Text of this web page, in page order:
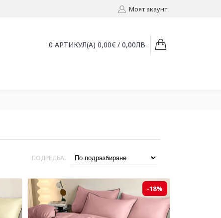
Моят акаунт
0 АРТИКУЛ(А) 0,00€ / 0,00ЛВ.
ПОДРЕДБА:
-18%